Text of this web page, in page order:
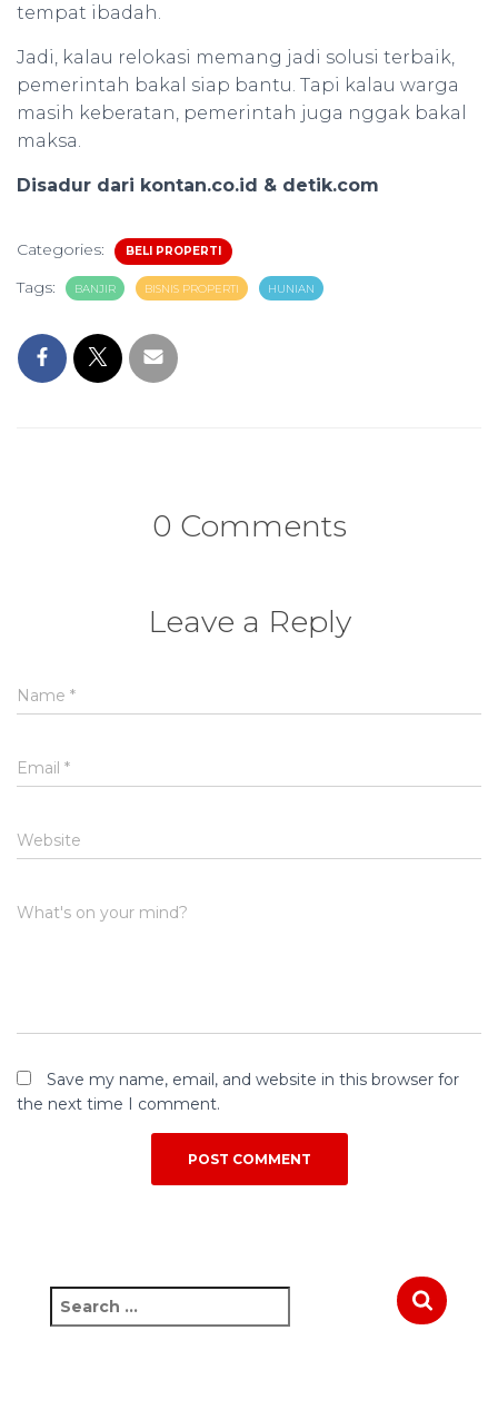
tempat ibadah.
Jadi, kalau relokasi memang jadi solusi terbaik,
pemerintah bakal siap bantu. Tapi kalau warga
masih keberatan, pemerintah juga nggak bakal
maksa.
Disadur dari kontan.co.id & detik.com
Categories: BELI PROPERTI
Tags: BANJIR BISNIS PROPERTI HUNIAN
0 Comments
Leave a Reply
Name *
Email *
Website
What's on your mind?
Save my name, email, and website in this browser for
the next time I comment.
e